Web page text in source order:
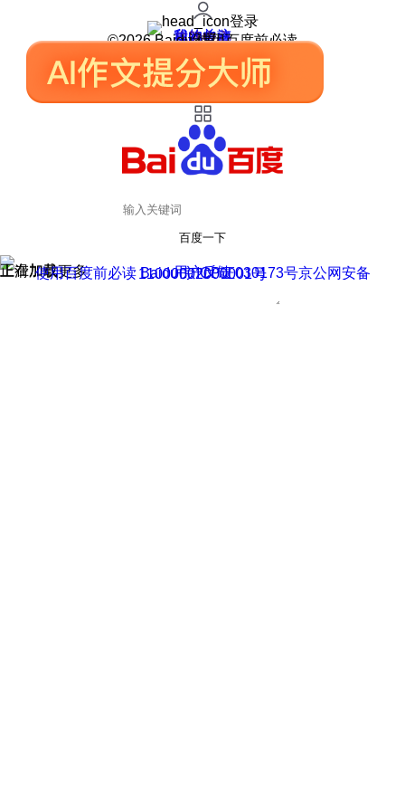
登录
我的关注
我的收藏
皮肤中心
用户反馈
设置
©2026 Baidu 使用百度前必读
百度一下
正在加载
上滑加载更多 用户反馈
使用百度前必读 Baidu 京ICP证030173号
京公网安备11000002000001号